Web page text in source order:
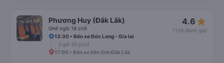
Phương Huy (Đắk Lắk)
Ghế ngồi 18 chỗ
4.6 star_rate
(129 đánh giá)
13:30 • Bến xe Đức Long - Gia lai
3 giờ 30 phút
17:00 • Bến xe liên tỉnh Đắk Lắk